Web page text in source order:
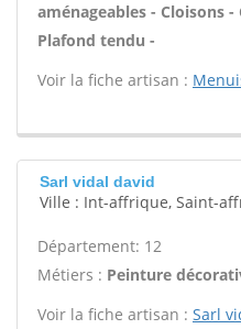
aménageables - Cloisons
Plafond tendu -
Voir la fiche artisan :
Sarl vidal david
Ville : Int-affrique, Saint-
Département: 12
Métiers : Peinture
Voir la fiche artisan : Sarl